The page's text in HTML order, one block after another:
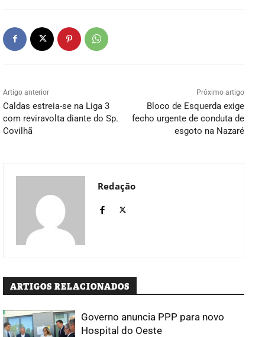
Artigo anterior
Caldas estreia-se na Liga 3
com reviravolta diante do Sp.
Covilhã
Próximo artigo
Bloco de Esquerda exige
fecho urgente de conduta de
esgoto na Nazaré
Redação
ARTIGOS RELACIONADOS
Governo anuncia PPP para novo
Hospital do Oeste